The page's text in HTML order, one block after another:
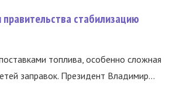
стабилизацию
топлива, особенно сложная
заправок. Президент Владимир...